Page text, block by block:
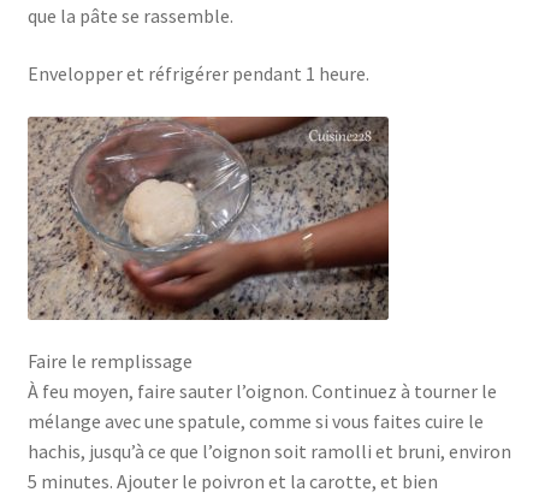
que la pâte se rassemble.
Envelopper et réfrigérer pendant 1 heure.
Faire le remplissage
À feu moyen, faire sauter l’oignon. Continuez à tourner le
mélange avec une spatule, comme si vous faites cuire le
hachis, jusqu’à ce que l’oignon soit ramolli et bruni, environ
5 minutes. Ajouter le poivron et la carotte, et bien